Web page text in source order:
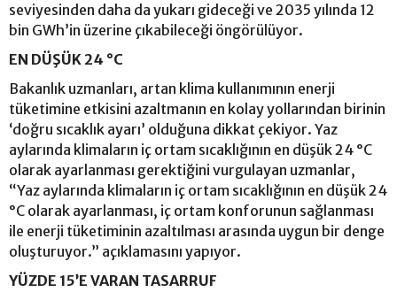
seviyesinden daha da yukarı gideceği ve 2035 yılında 12
bin GWh’in üzerine çıkabileceği öngörülüyor.
EN DÜŞÜK 24 °C
Bakanlık uzmanları, artan klima kullanımının enerji
tüketimine etkisini azaltmanın en kolay yollarından birinin
‘doğru sıcaklık ayarı’ olduğuna dikkat çekiyor. Yaz
aylarında klimaların iç ortam sıcaklığının en düşük 24 °C
olarak ayarlanması gerektiğini vurgulayan uzmanlar,
“Yaz aylarında klimaların iç ortam sıcaklığının en düşük 24
°C olarak ayarlanması, iç ortam konforunun sağlanması
ile enerji tüketiminin azaltılması arasında uygun bir denge
oluşturuyor.” açıklamasını yapıyor.
YÜZDE 15’E VARAN TASARRUF